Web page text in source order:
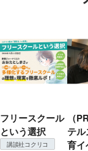
フリースクール
という選択
講談社コクリコ
（
テ
育